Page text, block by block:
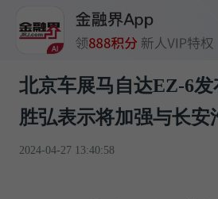
北京车展马自达EZ-6
胜弘表示将加强与长安
2024-04-27 13:40:58